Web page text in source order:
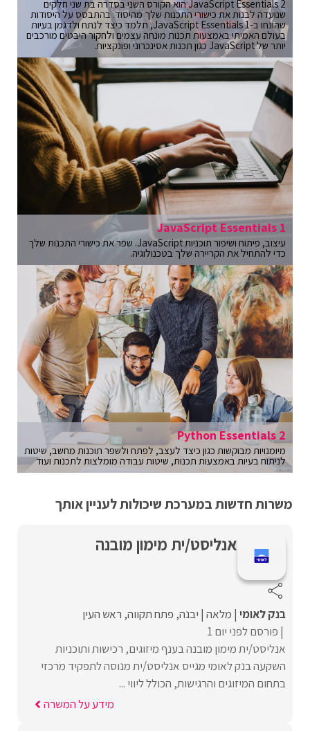
JavaScript Essentials 2 הוא הקורס השני בסדרה בת שני חלקים
שנועדה לבנות את כישורי התכנות שלך מהיסוד. בהתבסס על היסודות
שהונחו ב-JavaScript Essentials 1, תלמד כיצד לנתח ולדגמן בעיות
בעולם האמיתי באמצעות תכנות מונחה עצמים ולחקור היבטים מורכבים
יותר של JavaScript כגון תכנות אסינכרוני ופונקציות.
JavaScript Essentials 1
עיצוב, פיתוח ושיפור תוכניות JavaScript. שפר את כישורי התכנות שלך
כדי להתחיל את הקריירה שלך בטכנולוגיה.
Python Essentials 2
מיומנויות מבוקשות כגון כיצד לעצב, לפתח ולשפר תוכנות מחשב, שיטות
לניתוח בעיות באמצעות תכנות, שיטות עבודה מומלצות לתכנות ועוד
משרות חדשות במערכת שיכולות לעניין אותך
אנליסט/ית מימון מובנה
בנק לאומי מלאה יבנה פתח תקווה ראש העין
פורסם לפני יום 1
אנליסט/ית מימון מובנה בענף מיזוגים, רכישות ותוכניות
השקעה בנק לאומי מגייס אנליסט/ית מנוסה לתפקיד מרכזי
בתחום המיזוגים והרגישות, הכולל ליווי ...
מידע על המשרה